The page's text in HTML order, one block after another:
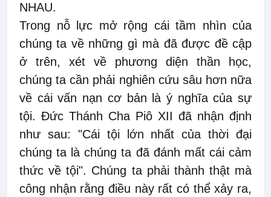
NHAU.
Trong nỗ lực mở rộng cái tầm nhìn của
chúng ta về những gì mà đã được đề cập
ở trên, xét về phương diện thần học,
chúng ta cần phải nghiên cứu sâu hơn nữa
về cái vấn nạn cơ bản là ý nghĩa của sự
tội. Đức Thánh Cha Piô XII đã nhận định
như sau: "Cái tội lớn nhất của thời đại
chúng ta là chúng ta đã đánh mất cái cảm
thức về tội". Chúng ta phải thành thật mà
công nhận rằng điều này rất có thể xảy ra,